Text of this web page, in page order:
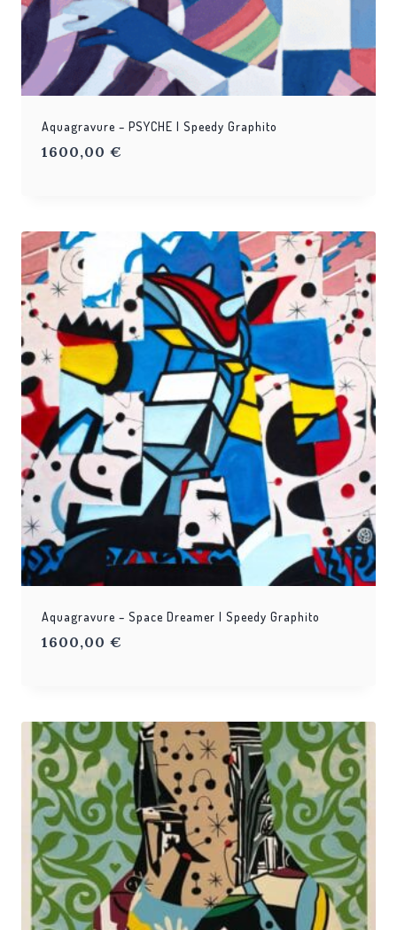
Aquagravure – PSYCHE | Speedy Graphito
1600,00 €
Aquagravure – Space Dreamer | Speedy Graphito
1600,00 €